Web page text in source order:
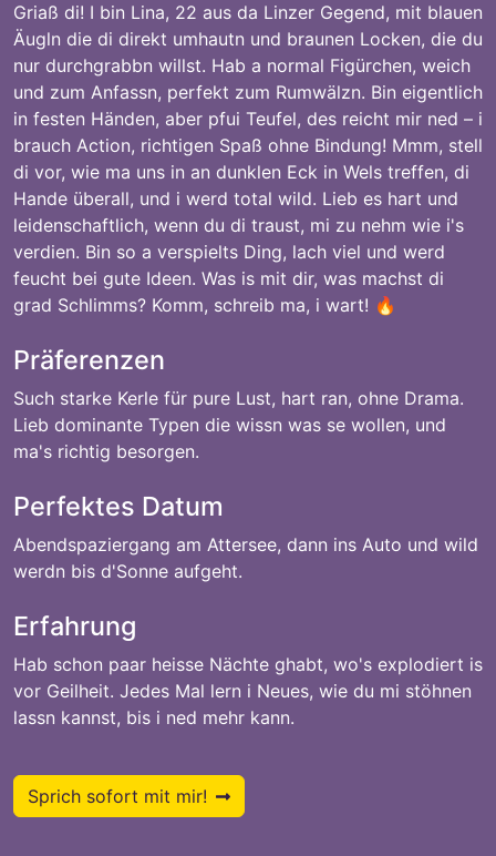
Griaß di! I bin Lina, 22 aus da Linzer Gegend, mit blauen
Äugln die di direkt umhautn und braunen Locken, die du
nur durchgrabbn willst. Hab a normal Figürchen, weich
und zum Anfassn, perfekt zum Rumwälzn. Bin eigentlich
in festen Händen, aber pfui Teufel, des reicht mir ned – i
brauch Action, richtigen Spaß ohne Bindung! Mmm, stell
di vor, wie ma uns in an dunklen Eck in Wels treffen, di
Hande überall, und i werd total wild. Lieb es hart und
leidenschaftlich, wenn du di traust, mi zu nehm wie i's
verdien. Bin so a verspielts Ding, lach viel und werd
feucht bei gute Ideen. Was is mit dir, was machst di
grad Schlimms? Komm, schreib ma, i wart! 🔥
Präferenzen
Such starke Kerle für pure Lust, hart ran, ohne Drama.
Lieb dominante Typen die wissn was se wollen, und
ma's richtig besorgen.
Perfektes Datum
Abendspaziergang am Attersee, dann ins Auto und wild
werdn bis d'Sonne aufgeht.
Erfahrung
Hab schon paar heisse Nächte ghabt, wo's explodiert is
vor Geilheit. Jedes Mal lern i Neues, wie du mi stöhnen
lassn kannst, bis i ned mehr kann.
Sprich sofort mit mir!